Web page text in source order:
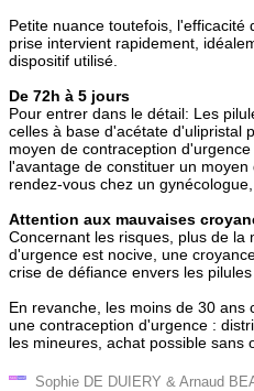
Petite nuance toutefois,
prise intervient rapidement,
dispositif utilisé.
De 72h à 5 jours
Pour entrer dans le détail: Les
celles à base d'acétate d'ulipristal
moyen de contraception
l'avantage de constituer un
rendez-vous chez un
Attention aux mauvaises
Concernant les risques, plus de la
d'urgence est nocive, une
crise de défiance envers les
En revanche, les moins de 30
une contraception d'urgence :
les mineures, achat possible
Sophie DE DUIERY & Arnaud